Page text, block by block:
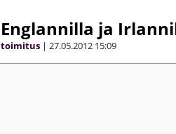
Englannilla ja
toimitus | 27.05.2012 15:09